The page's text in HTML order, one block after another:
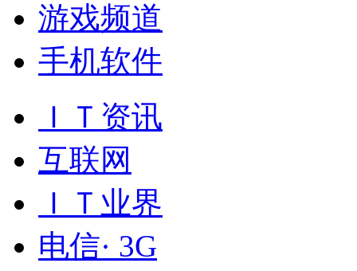
游戏频道
手机软件
ＩＴ资讯
互联网
ＩＴ业界
电信· 3G